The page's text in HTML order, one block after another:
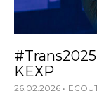
KEXP
26.02.2026